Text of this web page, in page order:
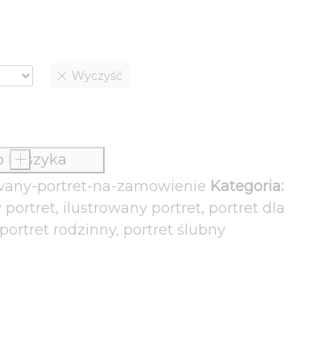
Wyczyść
+
koszyka
portret-na-zamowienie Kategoria:
portret, ilustrowany portret, portret dla
portret rodzinny, portret ślubny